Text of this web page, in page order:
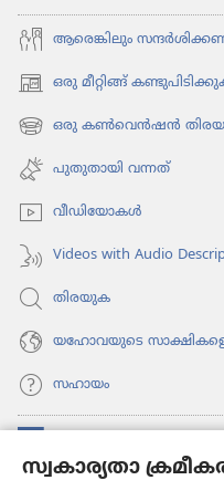
സ്വകാര്യതാ
ആരെങ്കി​ലും
ഒരു മീറ്റിങ്ങ്
(പുതിയ
പേജ്
തുറക്കുക)
ഒരു കൺവെൻഷൻ
(പുതിയ
പേജ്
തുറക്കുക)
പുതുതായി വന്നത്‌
വീഡി​യോ​കൾ
Videos with Audio
തിരയുക
യഹോവയുടെ
സഹായം
പേജ്